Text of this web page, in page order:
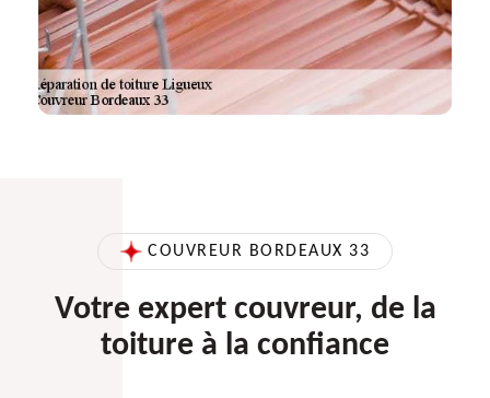
COUVREUR BORDEAUX 33
Votre expert couvreur, de la
toiture à la confiance